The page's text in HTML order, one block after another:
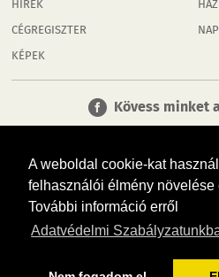
A weboldal cookie-kat
felhasználói élmény növelése
További információ erről
Adatvédelmi
HÍREK
CÉGREGISZTER
KÉPEK
Kövess minket
Tudj meg többet városodról!
menü, cégek…. és minden, ami
MÉDIAAJÁNLÓ ADATVÉDELEM